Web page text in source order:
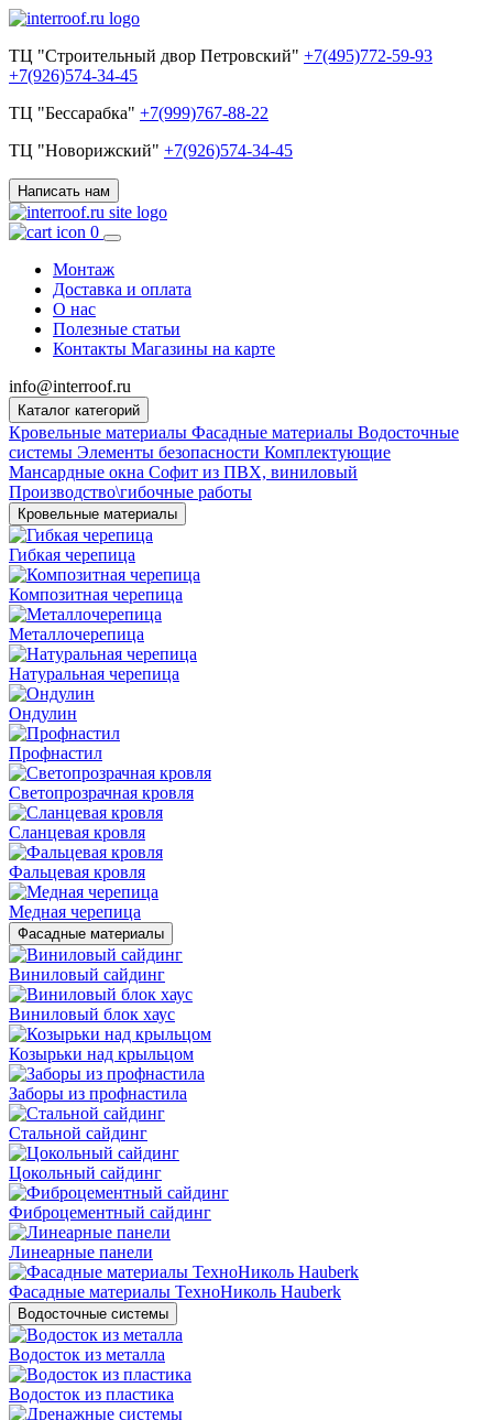
ТЦ "Строительный двор Петровский" +7(495)772-59-93
+7(926)574-34-45
ТЦ "Бессарабка" +7(999)767-88-22
ТЦ "Новорижский" +7(926)574-34-45
Написать нам
0
Монтаж
Доставка и оплата
О нас
Полезные статьи
Контакты Магазины на карте
info@interroof.ru
Каталог категорий
Кровельные материалы Фасадные материалы Водосточные
системы Элементы безопасности Комплектующие
Мансардные окна Софит из ПВХ, виниловый
Производство\гибочные работы
Кровельные материалы
Гибкая черепица
Композитная черепица
Металлочерепица
Натуральная черепица
Ондулин
Профнастил
Светопрозрачная кровля
Сланцевая кровля
Фальцевая кровля
Медная черепица
Фасадные материалы
Виниловый сайдинг
Виниловый блок хаус
Козырьки над крыльцом
Заборы из профнастила
Стальной сайдинг
Цокольный сайдинг
Фиброцементный сайдинг
Линеарные панели
Фасадные материалы ТехноНиколь Hauberk
Водосточные системы
Водосток из металла
Водосток из пластика